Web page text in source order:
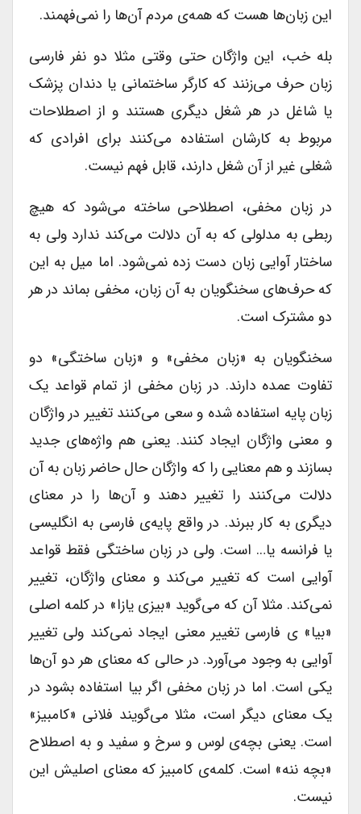
این زبان‌ها هست که همه‌ی مردم آن‌ها را نمی‌فهمند.
بله خب، این واژگان حتی وقتی مثلا دو نفر فارسی
زبان حرف می‌زنند که کارگر ساختمانی یا دندان پزشک
یا شاغل در هر شغل دیگری هستند و از اصطلاحات
مربوط به کارشان استفاده می‌کنند برای افرادی که
شغلی غیر از آن شغل دارند، قابل فهم نیست.
در زبان مخفی، اصطلاحی ساخته می‌شود که هیچ
ربطی به مدلولی که به آن دلالت می‌کند ندارد ولی به
ساختار آوایی زبان دست زده نمی‌شود. اما میل به این
که حرف‌های سخنگویان به آن زبان، مخفی بماند در هر
دو مشترک است.
سخنگویان به «زبان مخفی» و «زبان ساختگی» دو
تفاوت عمده دارند. در زبان مخفی از تمام قواعد یک
زبان پایه استفاده شده و سعی می‌کنند تغییر در واژگان
و معنی واژگان ایجاد کنند. یعنی هم واژه‌های جدید
بسازند و هم معنایی را که واژگان حال حاضر زبان به آن
دلالت می‌کنند را تغییر دهند و آن‌ها را در معنای
دیگری به کار ببرند. در واقع پایه‌ی فارسی به انگلیسی
یا فرانسه یا… است. ولی در زبان ساختگی فقط قواعد
آوایی است که تغییر می‌کند و معنای واژگان، تغییر
نمی‌کند. مثلا آن که می‌گوید «بیزی یازا» در کلمه اصلی
«بیا» ی فارسی تغییر معنی ایجاد نمی‌کند ولی تغییر
آوایی به وجود می‌آورد. در حالی که معنای هر دو آن‌ها
یکی است. اما در زبان مخفی اگر بیا استفاده بشود در
یک معنای دیگر است، مثلا می‌گویند فلانی «کامبیز»
است. یعنی بچه‌ی لوس و سرخ و سفید و به اصطلاح
«بچه ننه» است. کلمه‌ی کامبیز که معنای اصلیش این
نیست.